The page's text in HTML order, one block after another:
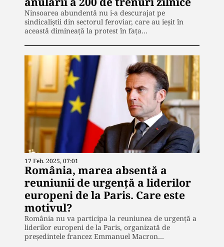
Ninsoarea abundentă nu i-a descurajat pe
sindicaliștii din sectorul feroviar, care au ieșit în
această dimineață la protest în fața…
17 Feb. 2025, 07:01
România, marea absentă a
reuniunii de urgență a liderilor
europeni de la Paris. Care este
motivul?
România nu va participa la reuniunea de urgență a
liderilor europeni de la Paris, organizată de
președintele francez Emmanuel Macron…